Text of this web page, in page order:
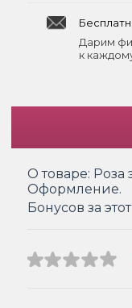
Дарим
к
О товаре: Роза
Оформление.
Бонусов за